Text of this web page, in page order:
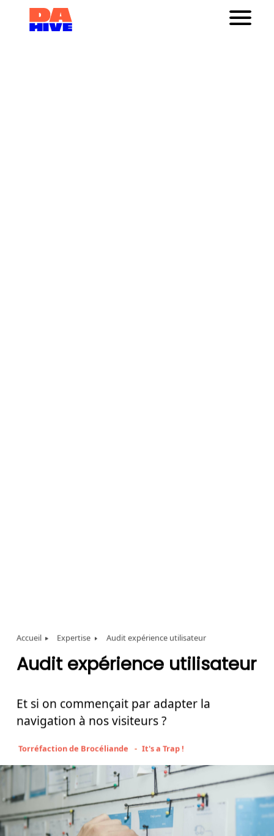
Accueil Expertise Audit expérience utilisateur
Audit expérience utilisateur
Et si on commençait par adapter la
navigation à nosvisiteurs?
Torréfaction de Brocéliande It's a Trap !